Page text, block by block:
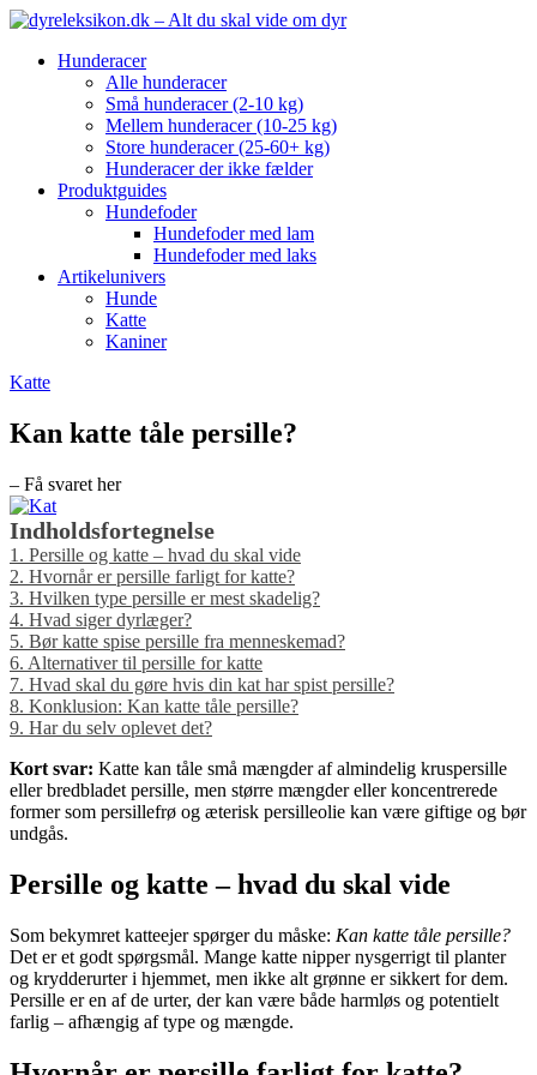
Hunderacer
Alle hunderacer
Små hunderacer (2-10 kg)
Mellem hunderacer (10-25 kg)
Store hunderacer (25-60+ kg)
Hunderacer der ikke fælder
Produktguides
Hundefoder
Hundefoder med lam
Hundefoder med laks
Artikelunivers
Hunde
Katte
Kaniner
Katte
Kan katte tåle persille?
– Få svaret her
Indholdsfortegnelse
1. Persille og katte – hvad du skal vide
2. Hvornår er persille farligt for katte?
3. Hvilken type persille er mest skadelig?
4. Hvad siger dyrlæger?
5. Bør katte spise persille fra menneskemad?
6. Alternativer til persille for katte
7. Hvad skal du gøre hvis din kat har spist persille?
8. Konklusion: Kan katte tåle persille?
9. Har du selv oplevet det?
Kort svar: Katte kan tåle små mængder af almindelig kruspersille
eller bredbladet persille, men større mængder eller koncentrerede
former som persillefrø og æterisk persilleolie kan være giftige og bør
undgås.
Persille og katte – hvad du skal vide
Som bekymret katteejer spørger du måske: Kan katte tåle persille?
Det er et godt spørgsmål. Mange katte nipper nysgerrigt til planter
og krydderurter i hjemmet, men ikke alt grønne er sikkert for dem.
Persille er en af de urter, der kan være både harmløs og potentielt
farlig – afhængig af type og mængde.